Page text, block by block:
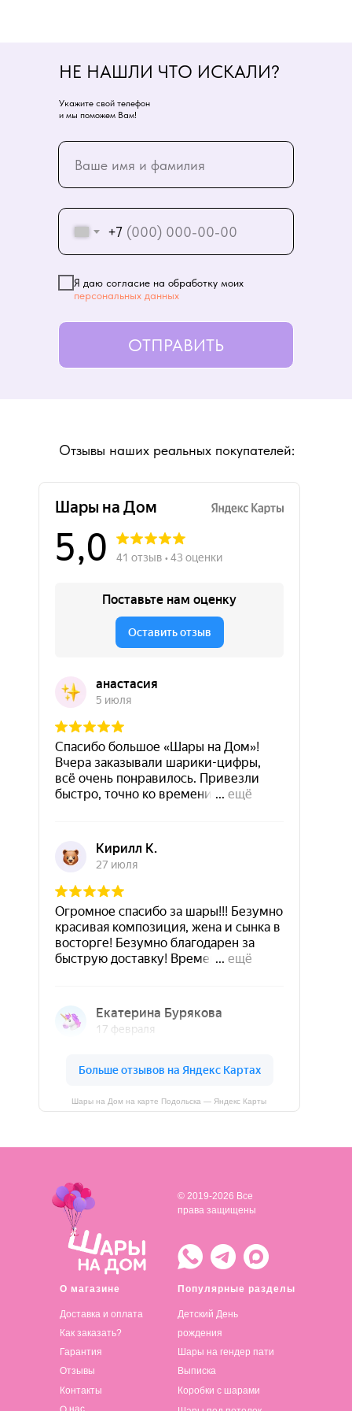
+7
Я даю согласие на обработку моих
персональных данных
ОТПРАВИТЬ
НЕ НАШЛИ ЧТО ИСКАЛИ?
Укажите свой телефон
и мы поможем Вам!
Шары на Дом на карте Подольска — Яндекс Карты
Отзывы наших реальных покупателей:
О магазине
Доставка и оплата
Популярные разделы
Детский День
рождения
© 2019-2026 Все
права защищены
Как заказать?
Гарантия
Отзывы
Контакты
Шары на гендер пати
Выписка
Коробки с шарами